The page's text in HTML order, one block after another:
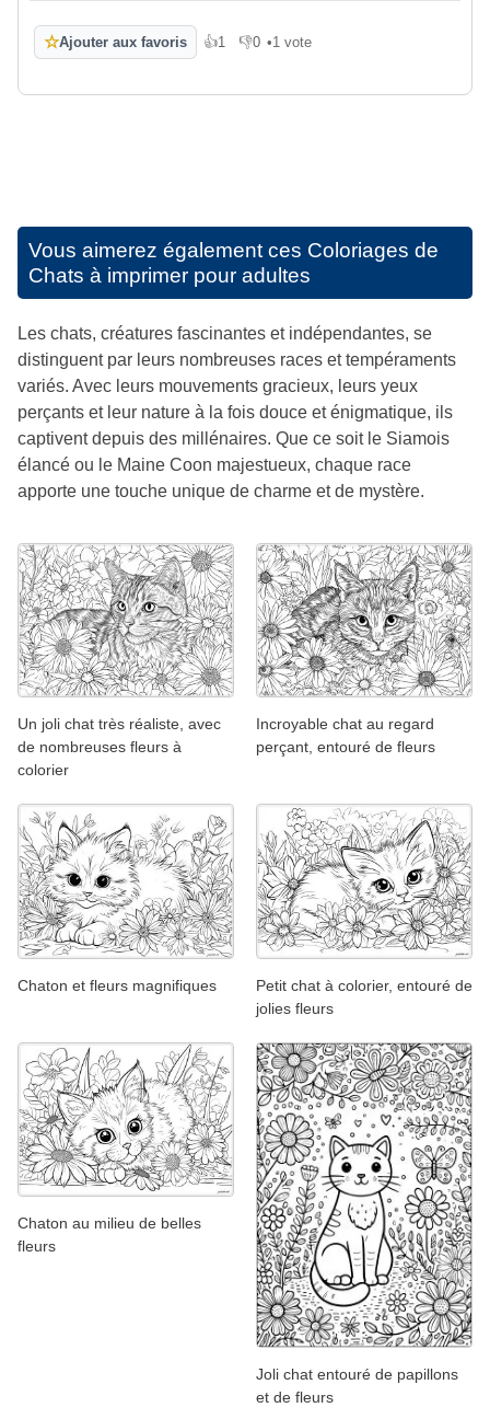
☆Ajouter aux favoris 👍1
J'aime 👎0
Je n'aime pas
•1 vote
Vous aimerez également ces Coloriages de
Chats à imprimer pour adultes
Les chats, créatures fascinantes et indépendantes, se
distinguent par leurs nombreuses races et tempéraments
variés. Avec leurs mouvements gracieux, leurs yeux
perçants et leur nature à la fois douce et énigmatique, ils
captivent depuis des millénaires. Que ce soit le Siamois
élancé ou le Maine Coon majestueux, chaque race
apporte une touche unique de charme et de mystère.
Un joli chat très réaliste, avec
de nombreuses fleurs à
colorier
Incroyable chat au regard
perçant, entouré de fleurs
Chaton et fleurs magnifiques
Petit chat à colorier, entouré de
jolies fleurs
Chaton au milieu de belles
fleurs
Joli chat entouré de papillons
et de fleurs